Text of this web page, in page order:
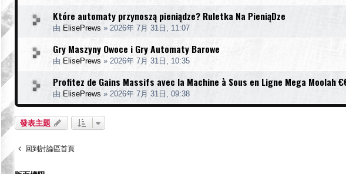
Które automaty przynoszą pieniądze? Ruletka Na PieniąDze
由 ElisePrews » 2026年 7月 31日, 11:07
Gry Maszyny Owoce i Gry Automaty Barowe
由 ElisePrews » 2026年 7月 31日, 10:35
Profitez de Gains Massifs avec la Machine à Sous en Ligne Mega Moolah
由 ElisePrews » 2026年 7月 31日, 09:38
發表主題
回到討論區首頁